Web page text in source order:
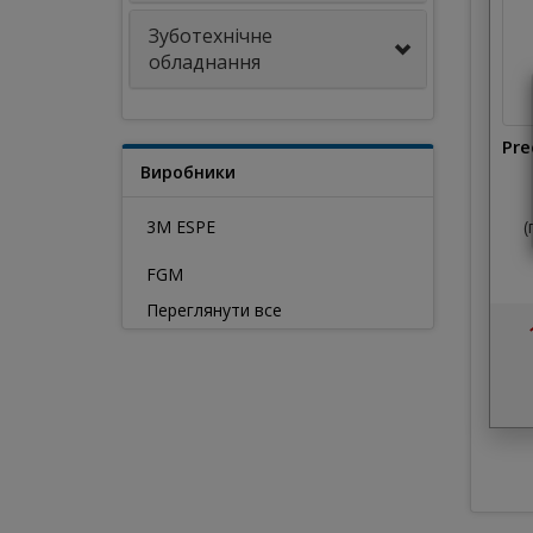
Зуботехнічне
обладнання
Виробники
3M ESPE
FGM
Переглянути все